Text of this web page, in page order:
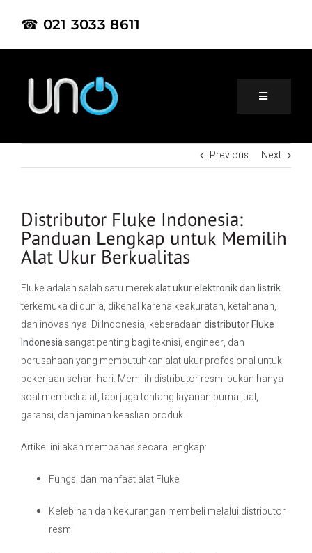
☎ 021 3033 8611
Home
Product
Project
Contact Us
Previous Next
Distributor Fluke Indonesia:
Panduan Lengkap untuk Memilih
Alat Ukur Berkualitas
Fluke adalah salah satu merekalat ukur elektronik dan listrik
terkemuka di dunia, dikenal karena keakuratan, ketahanan,
dan inovasinya. Di Indonesia, keberadaandistributor Fluke
Indonesiasangat penting bagi teknisi, engineer, dan
perusahaan yang membutuhkan alat ukur profesional untuk
pekerjaan sehari-hari. Memilih distributor resmi bukan hanya
soal membeli alat, tapi juga tentang layanan purna jual,
garansi, dan jaminan keaslian produk.
Artikel ini akan membahas secara lengkap:
Fungsi dan manfaat alat Fluke
Kelebihan dan kekurangan membeli melalui distributor
resmi